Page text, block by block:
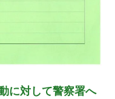
に対して警察署へ